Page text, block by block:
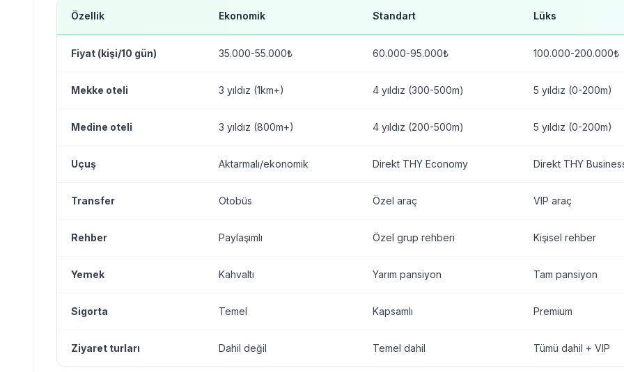
Özellik Ekonomik Standart Lüks
Fiyat (kişi/10 gün) 35.000-55.000₺ 60.000-95.000₺ 100.000-200.000₺
Mekke oteli 3 yıldız (1km+) 4 yıldız (300-500m) 5 yıldız (0-200m)
Medine oteli 3 yıldız (800m+) 4 yıldız (200-500m) 5 yıldız (0-200m)
Uçuş Aktarmalı/ekonomik Direkt THY Economy Direkt THY
Transfer Otobüs Özel araç VIP araç
Rehber Paylaşımlı Özel grup rehberi Kişisel rehber
Yemek Kahvaltı Yarım pansiyon Tam pansiyon
Sigorta Temel Kapsamlı Premium
Ziyaret turları Dahil değil Temel dahil Tümü dahil + VIP